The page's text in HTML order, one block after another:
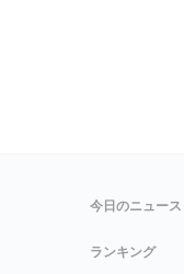
今日のニュース
ランキング